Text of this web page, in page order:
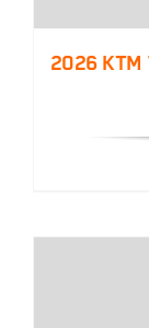
2026 KTM